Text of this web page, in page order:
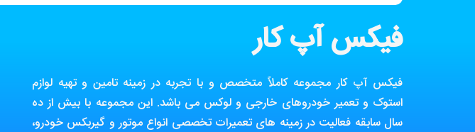
فیکس آپ کار
فیکس آپ کار مجموعه کاملاً متخصص و با تجربه در زمینه تامین و تهیه لوازم
استوک و تعمیر خودروهای خارجی و لوکس می باشد. این مجموعه با بیش از ده
سال سابقه فعالیت در زمینه های تعمیرات تخصصی انواع موتور و گیربکس خودرو،